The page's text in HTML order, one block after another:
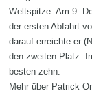
Weltspitze. Am 9.
der ersten Abfahrt
darauf erreichte er
den zweiten Platz.
besten zehn.
Mehr über Patrick